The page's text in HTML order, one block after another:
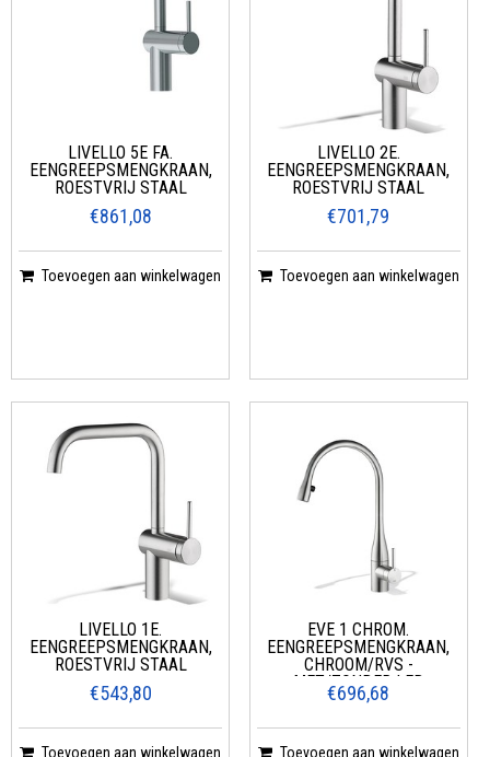
LIVELLO 5E FA.
EENGREEPSMENGKRAAN,
ROESTVRIJ STAAL
€861,08
Toevoegen aan winkelwagen
LIVELLO 2E.
EENGREEPSMENGKRAAN,
ROESTVRIJ STAAL
€701,79
Toevoegen aan winkelwagen
LIVELLO 1E.
EENGREEPSMENGKRAAN,
ROESTVRIJ STAAL
€543,80
Toevoegen aan winkelwagen
EVE 1 CHROM.
EENGREEPSMENGKRAAN,
CHROOM/RVS -
MET/ZONDER LED
€696,68
Toevoegen aan winkelwagen